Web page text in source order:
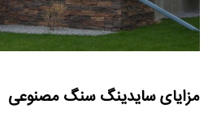
مزایای سایدینگ سنگ مصنوعی